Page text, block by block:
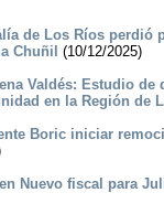
de Los Ríos perdió
Chuñil (10/12/2025)
Valdés: Estudio de
en la Región de
Boric iniciar
Nuevo fiscal para